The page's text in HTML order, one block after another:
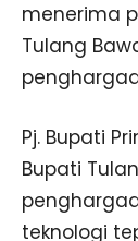
menerima
Tulang
Pj. Bupati
Bupati
teknologi